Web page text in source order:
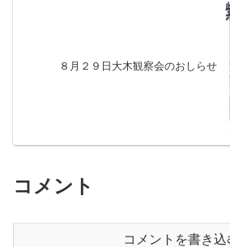
８月２９日大木観察会のおしらせ
コメント
コメントを書き込